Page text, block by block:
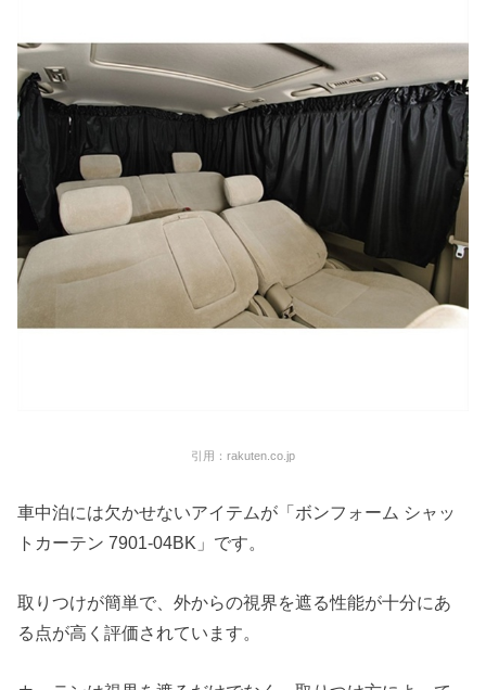
引用：rakuten.co.jp
車中泊には欠かせないアイテムが「ボンフォーム シャッ
トカーテン 7901-04BK」です。
取りつけが簡単で、外からの視界を遮る性能が十分にあ
る点が高く評価されています。